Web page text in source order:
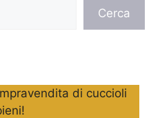
Cerca
di cuccioli